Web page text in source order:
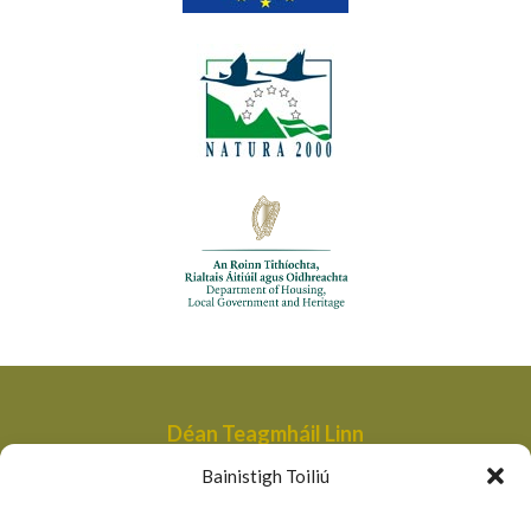
Bainistigh Toiliú
Déan Teagmháil Linn
Aonad Bainistithe na dTailte Móna,
An Roinn Tithíochta, Rialtais Áitiúil agus Oidhreachta,